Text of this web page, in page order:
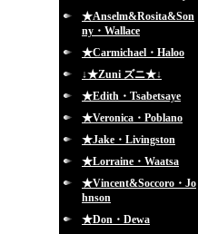
★Anselm&Rosita&Son
ny・Wallace
★Carmichael・Haloo
↓★Zuni ズニ★↓
★Edith・Tsabetsaye
★Veronica・Poblano
★Jake・Livingston
★Lorraine・Waatsa
★Vincent&Soccoro・Jo
hnson
★Don・Dewa